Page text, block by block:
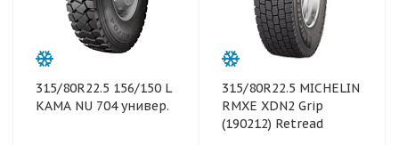
315/80R22.5 156/150 L
КАМА NU 704 универ.
315/80R22.5 MICHELIN
RMXE XDN2 Grip
(190212) Retread